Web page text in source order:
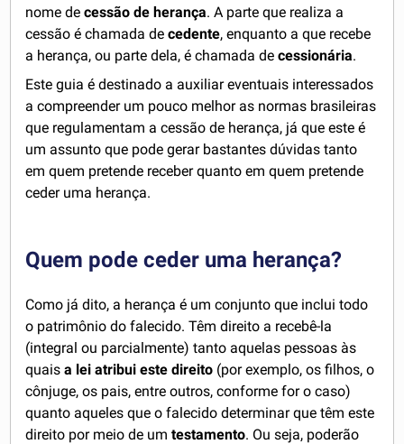
nome decessão de herança. A parte que realiza a
cessão é chamada decedente, enquanto a que recebe
a herança, ou parte dela, é chamada decessionária.
Este guia é destinado a auxiliar eventuais interessados
a compreender um pouco melhor as normas brasileiras
que regulamentam a cessão de herança, já que este é
um assunto que pode gerar bastantes dúvidas tanto
em quem pretende receber quanto em quem pretende
ceder uma herança.
Quem pode ceder uma herança?
Como já dito, a herança é um conjunto que inclui todo
o patrimônio do falecido. Têm direito a recebê-la
(integral ou parcialmente) tanto aquelas pessoas às
quaisa lei atribui este direito (por exemplo, os filhos, o
cônjuge, os pais, entre outros, conforme for o caso)
quanto aqueles que o falecido determinar que têm este
direito por meio de umtestamento. Ou seja, poderão